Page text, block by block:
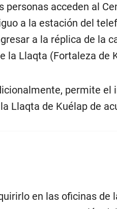
personas acceden al
a la estación del
a la réplica de la
la Llaqta (Fortaleza de
permite el
Llaqta de Kuélap de
en las oficinas de